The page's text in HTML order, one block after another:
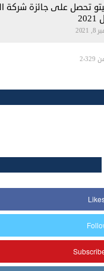
تحصل على جائزة شركة